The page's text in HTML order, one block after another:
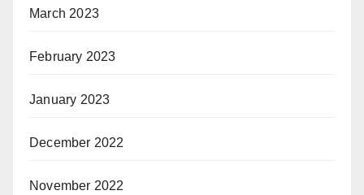
March 2023
February 2023
January 2023
December 2022
November 2022